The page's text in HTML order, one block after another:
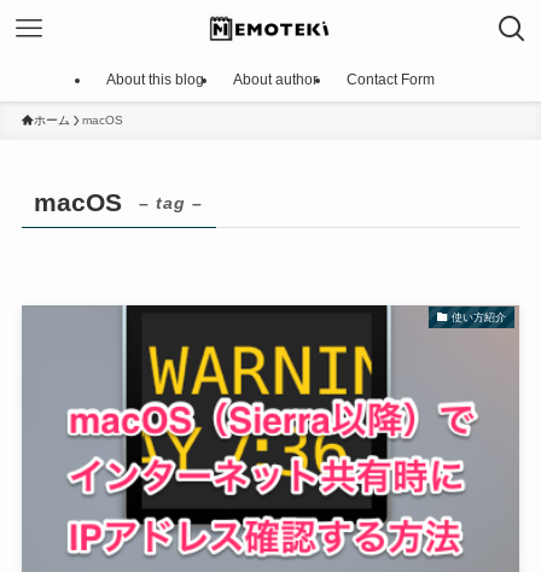
About this blog About author Contact Form
ホーム macOS
macOS – tag –
使い方紹介